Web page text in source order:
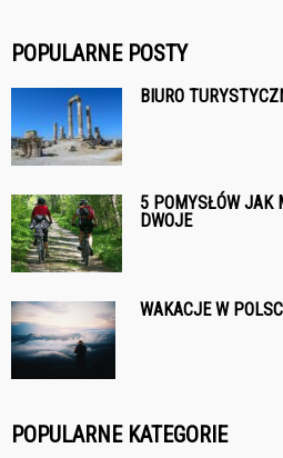
POPULARNE POSTY
BIURO
5 POMYSŁÓW JAK
DWOJE
WAKACJE W
POPULARNE KATEGORIE